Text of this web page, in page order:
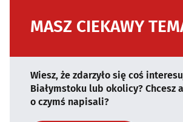
MASZ CIEKAWY
Wiesz, że zdarzyło się coś
Białymstoku lub okolicy? Chcesz
o czymś napisali?